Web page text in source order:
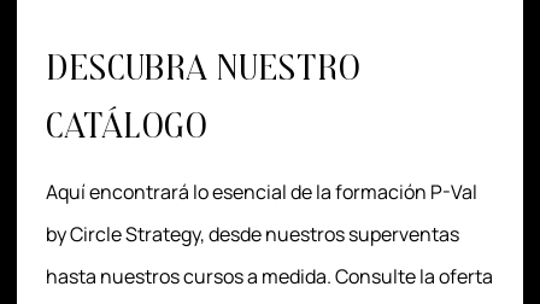
DESCUBRA NUESTRO
CATÁLOGO
Aquí encontrará lo esencial de la formación P-Val
by Circle Strategy, desde nuestros superventas
hasta nuestros cursos a medida. Consulte la oferta